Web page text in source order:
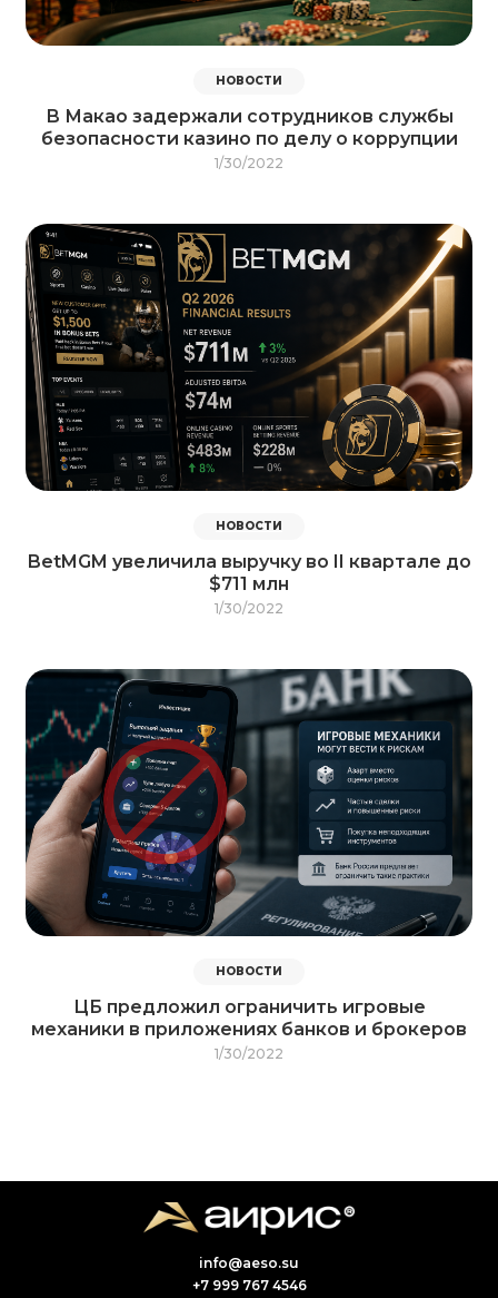
НОВОСТИ
В Макао задержали сотрудников службы
безопасности казино по делу о коррупции
1/30/2022
НОВОСТИ
BetMGM увеличила выручку во II квартале до
$711 млн
1/30/2022
НОВОСТИ
ЦБ предложил ограничить игровые
механики в приложениях банков и брокеров
1/30/2022
info@aeso.su
+7 999 767 4546